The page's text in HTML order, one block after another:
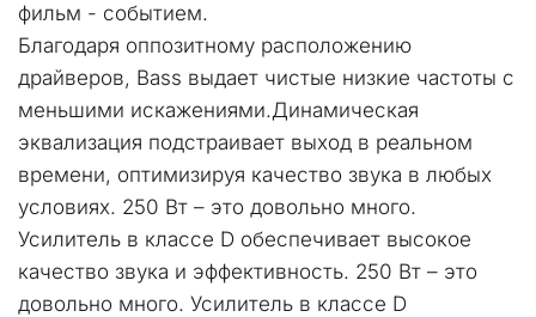
фильм - событием.
Благодаря оппозитному расположению
драйверов, Bass выдает чистые низкие частоты с
меньшими искажениями.Динамическая
эквализация подстраивает выход в реальном
времени, оптимизируя качество звука в любых
условиях. 250 Вт – это довольно много.
Усилитель в классе D обеспечивает высокое
качество звука и эффективность. 250 Вт – это
довольно много. Усилитель в классе D